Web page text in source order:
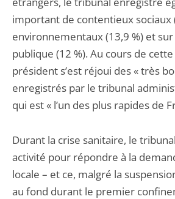
important de contentieux sociaux
environnementaux (13,9 %) et
publique (12 %). Au cours de
président s’est réjoui des « très
enregistrés par le tribunal
qui est « l’un des plus rapides de
Durant la crise sanitaire, le
activité pour répondre à la
locale – et ce, malgré la
au fond durant le premier